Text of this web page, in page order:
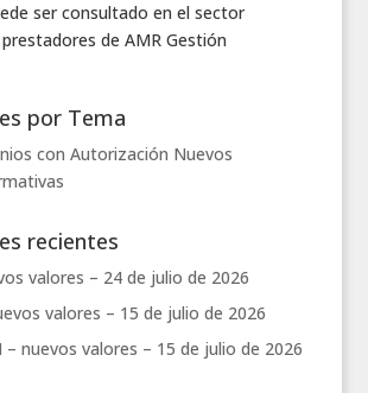
ser consultado en el sector
de AMR Gestión
por Tema
con Autorización Nuevos
recientes
valores – 24 de julio de 2026
valores – 15 de julio de 2026
– nuevos valores – 15 de julio de 2026